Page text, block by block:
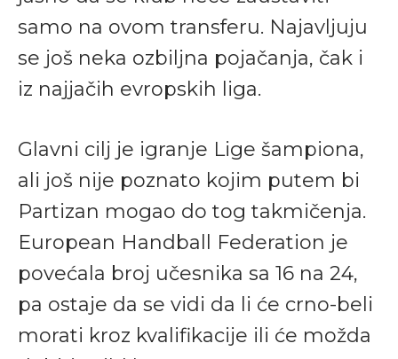
samo na ovom transferu. Najavljuju
se još neka ozbiljna pojačanja, čak i
iz najjačih evropskih liga.
Glavni cilj je igranje Lige šampiona,
ali još nije poznato kojim putem bi
Partizan mogao do tog takmičenja.
European Handball Federation je
povećala broj učesnika sa 16 na 24,
pa ostaje da se vidi da li će crno-beli
morati kroz kvalifikacije ili će možda